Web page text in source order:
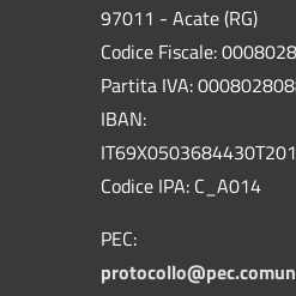
97011 - Acate (RG)
Codice Fiscale:
Partita IVA:
IBAN:
Codice IPA: C_A014
PEC: